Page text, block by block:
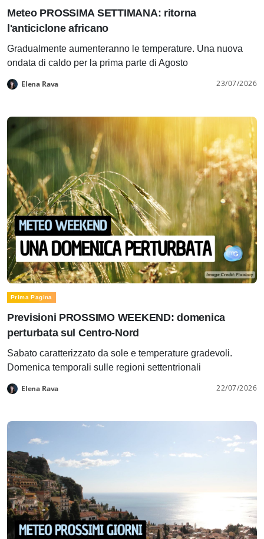
Meteo PROSSIMA SETTIMANA: ritorna
l'anticiclone africano
Gradualmente aumenteranno le temperature. Una nuova
ondata di caldo per la prima parte di Agosto
Elena Rava 23/07/2026
Prima Pagina
Previsioni PROSSIMO WEEKEND: domenica
perturbata sul Centro-Nord
Sabato caratterizzato da sole e temperature gradevoli.
Domenica temporali sulle regioni settentrionali
Elena Rava 22/07/2026